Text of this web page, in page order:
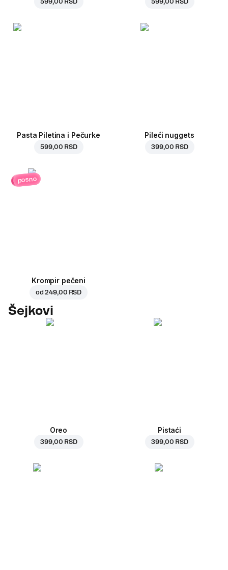
Pasta Piletina i Pečurke
599,00 RSD
Pileći nuggets
399,00 RSD
posno
Krompir pečeni
od249,00 RSD
Šejkovi
Oreo
399,00 RSD
Pistaći
399,00 RSD